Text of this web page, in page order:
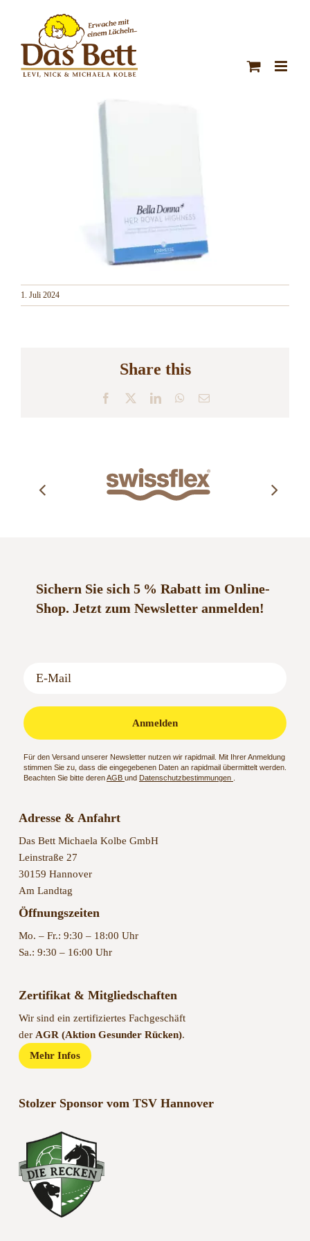
1. Juli 2024
Share this
Facebook LinkedInWhatsApp
E-
Sichern Sie sich 5 % Rabatt im Online-
Shop. Jetzt zum Newsletter anmelden!
Anmelden
Für den Versand unserer Newsletter nutzen wir rapidmail. Mit Ihrer Anmeldung
stimmen Sie zu, dass die eingegebenen Daten an rapidmail übermittelt werden.
Beachten Sie bitte derenAGB und Datenschutzbestimmungen
Adresse & Anfahrt
Das Bett Michaela Kolbe GmbH
Leinstraße 27
30159 Hannover
Am Landtag
Öffnungszeiten
Mo. – Fr.: 9:30 – 18:00 Uhr
Sa.: 9:30 – 16:00 Uhr
Zertifikat & Mitgliedschaften
Wir sind ein zertifiziertes Fachgeschäft
der AGR (Aktion Gesunder Rücken).
Mehr Infos
Stolzer Sponsor vom TSV Hannover